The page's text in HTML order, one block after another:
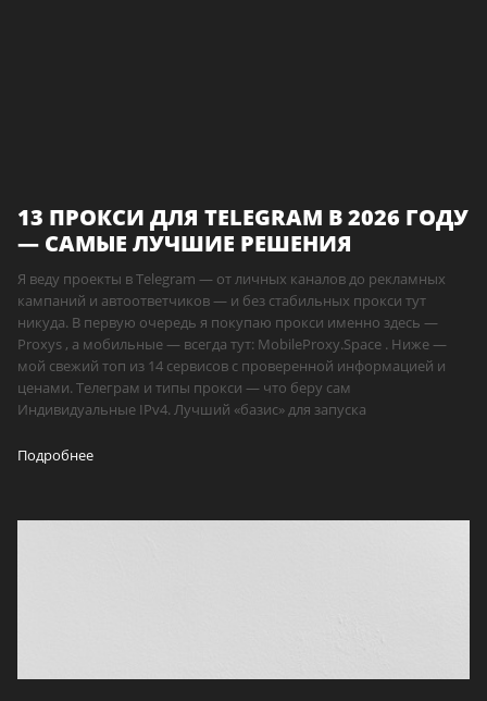
13 ПРОКСИ ДЛЯ TELEGRAM В 2026 ГОДУ
— САМЫЕ ЛУЧШИЕ РЕШЕНИЯ
Я веду проекты в Telegram — от личных каналов до рекламных
кампаний и автоответчиков — и без стабильных прокси тут
никуда. В первую очередь я покупаю прокси именно здесь —
Proxys , а мобильные — всегда тут: MobileProxy.Space . Ниже —
мой свежий топ из 14 сервисов с проверенной информацией и
ценами. Телеграм и типы прокси — что беру сам
Индивидуальные IPv4. Лучший «базис» для запуска
Подробнее